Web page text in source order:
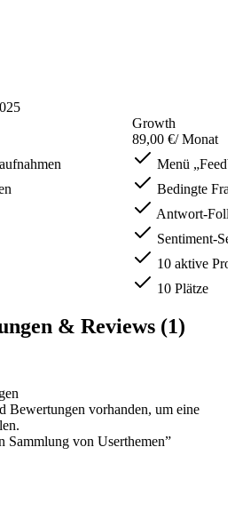
Growth
89,00 €/ Monat
Menü
Bedingte
Antwort-
Sentiment-
10 aktive
10 Plätze
& Reviews (1)
Bewertungen vorhanden, um eine
Sammlung von Userthemen”